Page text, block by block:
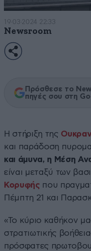
19·03·2024 22:33
Newsroom
Πρόσθεσε το
πηγές σου στη
Η στήριξη της
και παράδοση
και άμυνα, η Μέση
είναι μεταξύ των
Κορυφής που
Πέμπτη 21 και
«Το κύριο καθήκον
στρατιωτικής
πρόσφατες